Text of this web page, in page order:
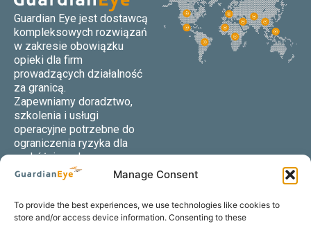
Manage Consent
To provide the best experiences, we use technologies like cookies to
store and/or access device information. Consenting to these
Guardian Eye jest dostawcą
kompleksowych rozwiązań
w zakresie obowiązku
opieki dla firm
prowadzących działalność
za granicą.
Zapewniamy doradztwo,
szkolenia i usługi
operacyjne potrzebne do
ograniczenia ryzyka dla
podróżujących
pracowników i ochrony
reputacji firmy w przypadku
niepożądanych incydentów.